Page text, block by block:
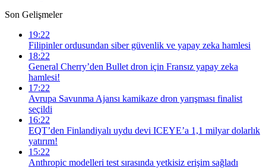
Son Gelişmeler
19:22
Filipinler ordusundan siber güvenlik ve yapay zeka hamlesi
18:22
General Cherry’den Bullet dron için Fransız yapay zeka
hamlesi!
17:22
Avrupa Savunma Ajansı kamikaze dron yarışması finalist
seçildi
16:22
EQT’den Finlandiyalı uydu devi ICEYE’a 1,1 milyar dolarlık
yatırım!
15:22
Anthropic modelleri test sırasında yetkisiz erişim sağladı